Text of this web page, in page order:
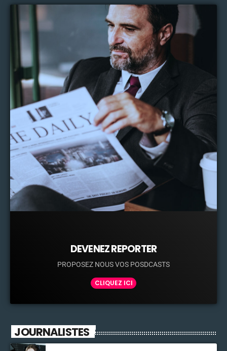
DEVENEZ REPORTER
PROPOSEZ NOUS VOS POSDCASTS
CLIQUEZ ICI
JOURNALISTES